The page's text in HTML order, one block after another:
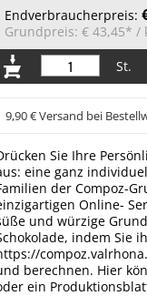
Endverbraucherpreis:
Grundpreis: € 43,45* /
St.
9,90 € Versand bei
Sie Ihre
eine ganz
der Compoz-
Online-
und würzige
indem Sie
berechnen. Hier
ein